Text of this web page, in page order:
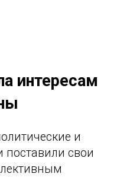
интересам
и
поставили свои